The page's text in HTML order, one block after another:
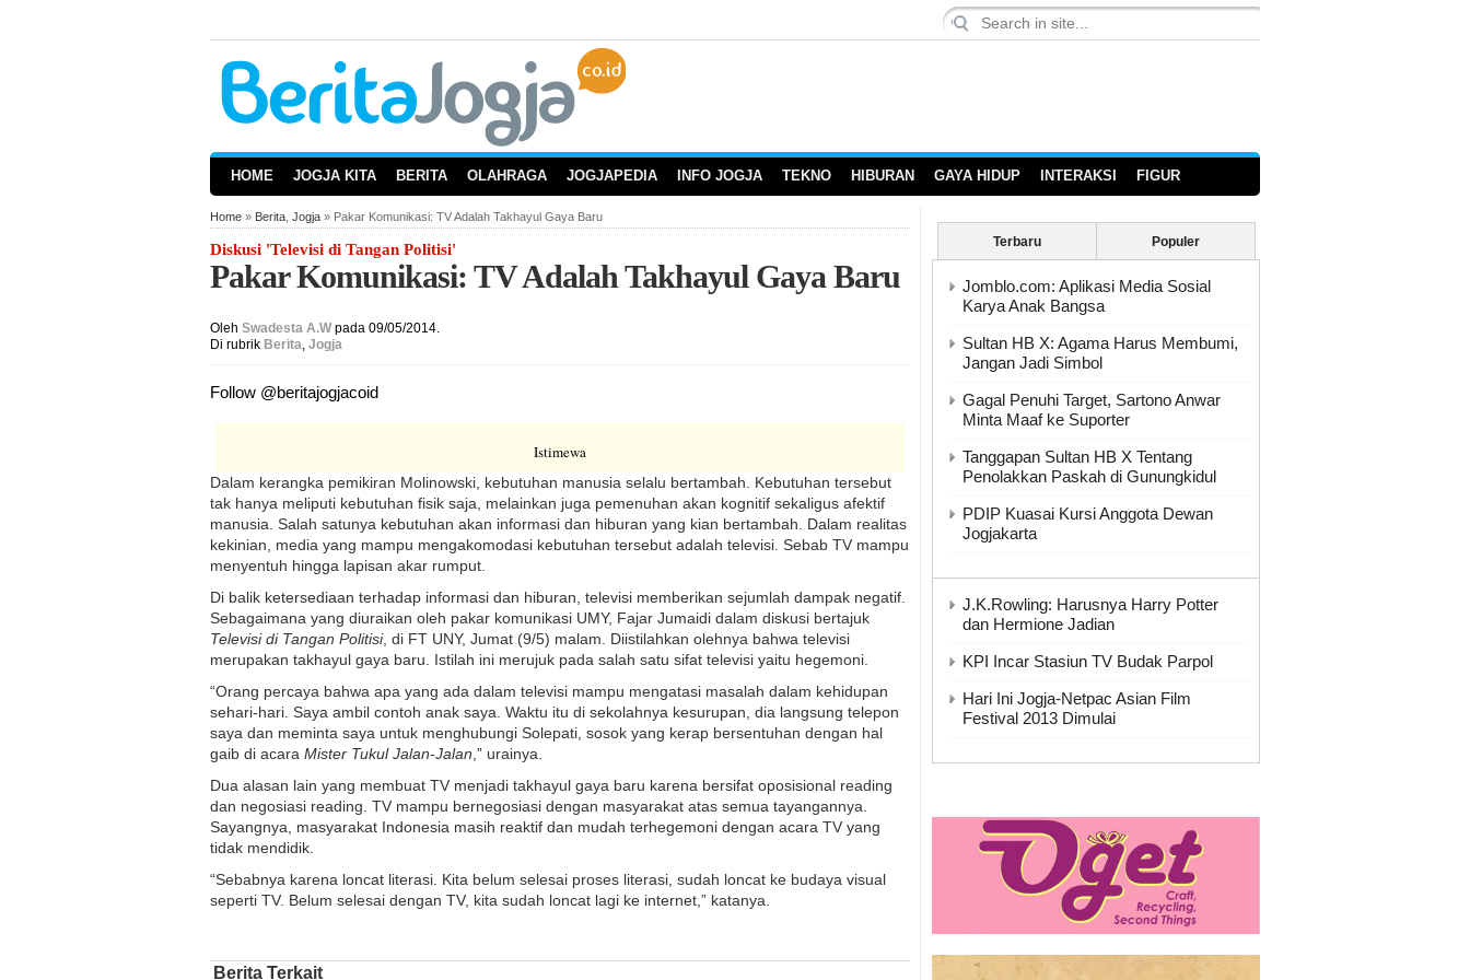
HOME JOGJA KITA BERITA OLAHRAGA JOGJAPEDIA INFO JOGJA TEKNO HIBURAN GAYA HIDUP INTERAKSI FIGUR
Home » Berita Jogja » Pakar Komunikasi: TV Adalah Takhayul Gaya Baru
Diskusi 'Televisi di Tangan Politisi'
Pakar Komunikasi: TV Adalah Takhayul Gaya Baru
Oleh Swadesta A.W pada 09/05/2014.
Di rubrik Berita, Jogja
Follow @beritajogjacoid
Istimewa
Dalam kerangka pemikiran Molinowski, kebutuhan manusia selalu bertambah. Kebutuhan tersebut
tak hanya meliputi kebutuhan fisik saja, melainkan juga pemenuhan akan kognitif sekaligus afektif
manusia. Salah satunya kebutuhan akan informasi dan hiburan yang kian bertambah. Dalam realitas
kekinian, media yang mampu mengakomodasi kebutuhan tersebut adalah televisi. Sebab TV mampu
menyentuh hingga lapisan akar rumput.
Di balik ketersediaan terhadap informasi dan hiburan, televisi memberikan sejumlah dampak negatif.
Sebagaimana yang diuraikan oleh pakar komunikasi UMY, Fajar Jumaidi dalam diskusi bertajuk
Televisi di Tangan Politisi, di FT UNY, Jumat (9/5) malam. Diistilahkan olehnya bahwa televisi
merupakan takhayul gaya baru. Istilah ini merujuk pada salah satu sifat televisi yaitu hegemoni.
“Orang percaya bahwa apa yang ada dalam televisi mampu mengatasi masalah dalam kehidupan
sehari-hari. Saya ambil contoh anak saya. Waktu itu di sekolahnya kesurupan, dia langsung telepon
saya dan meminta saya untuk menghubungi Solepati, sosok yang kerap bersentuhan dengan hal
gaib di acara Mister Tukul Jalan-Jalan ,” urainya.
Dua alasan lain yang membuat TV menjadi takhayul gaya baru karena bersifat oposisional reading
dan negosiasi reading. TV mampu bernegosiasi dengan masyarakat atas semua tayangannya.
Sayangnya, masyarakat Indonesia masih reaktif dan mudah terhegemoni dengan acara TV yang
tidak mendidik.
“Sebabnya karena loncat literasi. Kita belum selesai proses literasi, sudah loncat ke budaya visual
seperti TV. Belum selesai dengan TV, kita sudah loncat lagi ke internet,” katanya.
Berita Terkait
Terbaru Populer
Jomblo.com: Aplikasi Media Sosial
Karya Anak Bangsa
Sultan HB X: Agama Harus Membumi,
Jangan Jadi Simbol
Gagal Penuhi Target, Sartono Anwar
Minta Maaf ke Suporter
Tanggapan Sultan HB X Tentang
Penolakkan Paskah di Gunungkidul
PDIP Kuasai Kursi Anggota Dewan
Jogjakarta
J.K.Rowling: Harusnya Harry Potter
dan Hermione Jadian
KPI Incar Stasiun TV Budak Parpol
Hari Ini Jogja-Netpac Asian Film
Festival 2013 Dimulai